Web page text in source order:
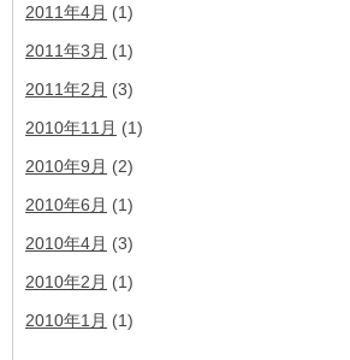
2011年4月 (1)
2011年3月 (1)
2011年2月 (3)
2010年11月 (1)
2010年9月 (2)
2010年6月 (1)
2010年4月 (3)
2010年2月 (1)
2010年1月 (1)